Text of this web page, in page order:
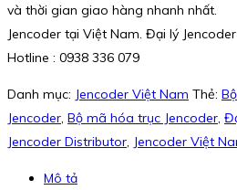
và thời gian giao hàng nhanh nhất.
Jencoder tại Việt Nam. Đại lý
Hotline : 0938 336 079
Danh mục: Jencoder Việt Nam Thẻ:
Jencoder, Bộ mã hóa trục Jencoder,
Jencoder Distributor, Jencoder Việt
Mô tả